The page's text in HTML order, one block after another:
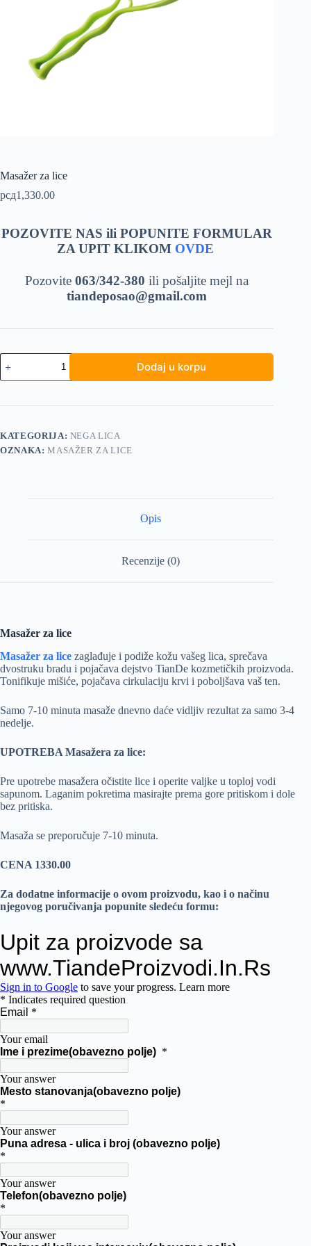
Masažer za lice
рсд1,330.00
POZOVITE NAS ili POPUNITE FORMULAR
ZA UPIT KLIKOM OVDE
Pozovite063/342-380 ili pošaljite mejl na
tiandeposao@gmail.com
Masažer
za
lice
Dodaj u korpu
KATEGORIJA: NEGA LICA
OZNAKA:MASAŽER ZA LICE
Opis
Recenzije (0)
Masažer za lice
Masažer za lice zaglađuje i podiže kožu vašeg lica, sprečava
dvostruku bradu i pojačava dejstvo TianDe kozmetičkih proizvoda.
Tonifikuje mišiće, pojačava cirkulaciju krvi i poboljšava vaš ten.
Samo 7-10 minuta masaže dnevno daće vidljiv rezultat za samo 3-4
nedelje.
UPOTREBA Masažera za lice:
Pre upotrebe masažera očistite lice i operite valjke u toploj vodi
sapunom. Laganim pokretima masirajte prema gore pritiskom i dole
bez pritiska.
Masaža se preporučuje 7-10 minuta.
CENA 1330.00
Za dodatne informacije o ovom proizvodu, kao i o načinu
njegovog poručivanja popunite sledeću formu: